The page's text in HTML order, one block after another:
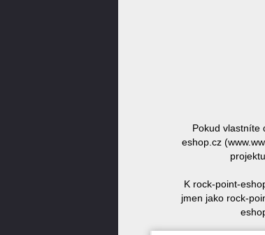
Pokud vlastníte
eshop.cz
K rock-point-
jmen jako rock-